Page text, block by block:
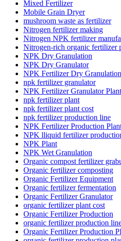
Mixed Fertilizer
Mobile Grain Dryer
mushroom waste as fertilizer
Nitrogen fertilizer making
Nitrogen NPK fertilizer
Nitrogen-rich organic fertilizer
NPK Dry Granulation
NPK Dry Granulator
NPK Fertilizer Dry
npk fertilizer granulator
NPK Fertilizer Granulator Plant
npk fertilizer plant
npk fertilizer plant cost
npk fertilizer production line
NPK Fertilizer Production
NPK lliquid fertilizer
NPK Plant
NPK Wet Granulation
Organic compost fertilizer
Organic fertilizer composting
Organic Fertilizer Equipment
Organic fertilizer fermentation
Organic Fertilizer Granulator
organic fertilizer plant cost
Organic Fertilizer Production
organic fertilizer production
Organic Fertilizer Production